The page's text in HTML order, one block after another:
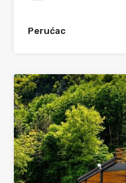
Perućac